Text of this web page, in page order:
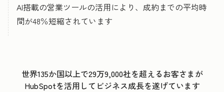
AI搭載の営業ツールの活用により、成約までの平均時
間が48％短縮されています
世界135か国以上で29万9,000社を超えるお客さまが
HubSpotを活用してビジネス成長を遂げています